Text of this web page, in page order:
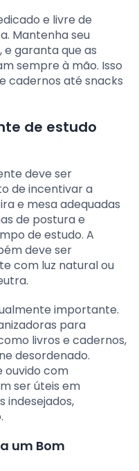
e livre de
Mantenha seu
garanta que as
sempre à mão. Isso
cadernos até snacks
de estudo
deve ser
de incentivar a
e mesa adequadas
de postura e
de estudo. A
deve ser
com luz natural ou
importante.
para
livros e cadernos,
desordenado.
ouvido com
ser úteis em
indesejados,
um Bom